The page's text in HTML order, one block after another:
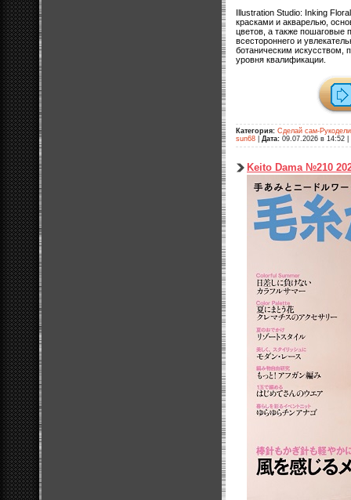
Illustration Studio: Inking
красками и акварелью,
цветов, а также пошаговые
всестороннего и
ботаническим искусством,
уровня квалификации.
Категория: Сделай сам-
sun68
Дата: 09.07.2026 в 14:52
Keito Dama №210